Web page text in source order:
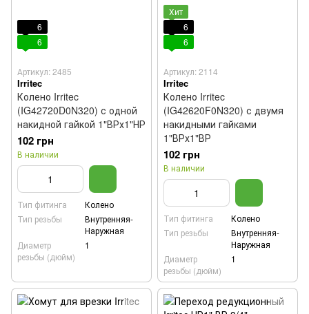
6
6
Артикул: 2485
Irritec
Колено Irritec
(IG42720D0N320) с одной
накидной гайкой 1"ВРх1"НР
102 грн
В наличии
Тип фитинга
Колено
Тип резьбы
Внутренняя-
Наружная
Диаметр
резьбы (дюйм)
1
Хит
6
6
Артикул: 2114
Irritec
Колено Irritec
(IG42620F0N320) с двумя
накидными гайками
1"ВРх1"ВР
102 грн
В наличии
Тип фитинга
Колено
Тип резьбы
Внутренняя-
Наружная
Диаметр
резьбы (дюйм)
1